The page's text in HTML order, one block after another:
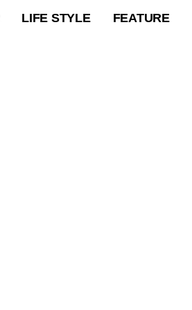
LIFE STYLE FEATURE